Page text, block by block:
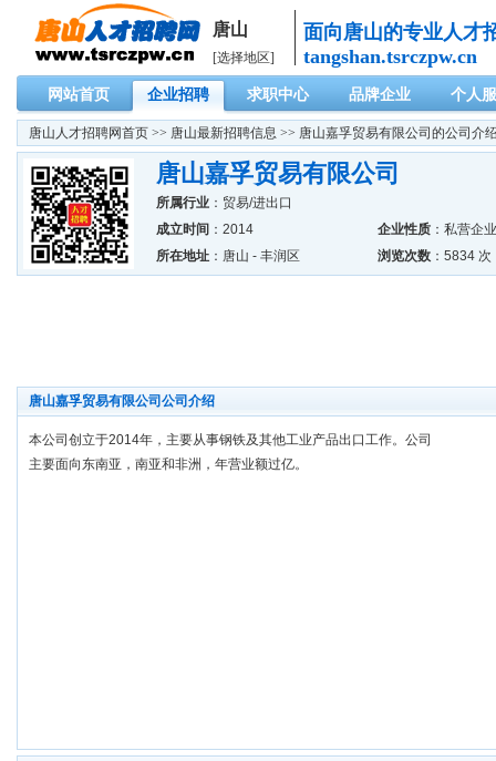
唐山
[选择地区]
面向唐山的专业人才
tangshan.tsrczpw.cn
网站首页 企业招聘 求职中心 品牌企业 个人
唐山人才招聘网首页 >> 唐山最新招聘信息 >> 唐山嘉孚贸易有限公司的公司介
唐山嘉孚贸易有限公司
所属行业 ： 贸易/进出口
成立时间 ：2014 企业性质 ：私营企业
所在地址 ：唐山 - 丰润区 浏览次数 ：5834 次
唐山嘉孚贸易有限公司公司介绍
本公司创立于2014年，主要从事钢铁及其他工业产品出口工作。公司
主要面向东南亚，南亚和非洲，年营业额过亿。